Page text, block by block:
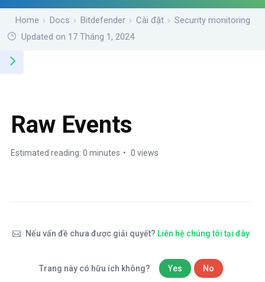
Home Docs Bitdefender Cài đặt
Security monitoring
Updated on 17 Tháng 1, 2024
Raw Events
Estimated reading: 0 minutes 0 views
Nếu vấn đề chưa được giải quyết? Liên hệ chúng tôi tại đây
Trang này có hữu ích không? Yes No